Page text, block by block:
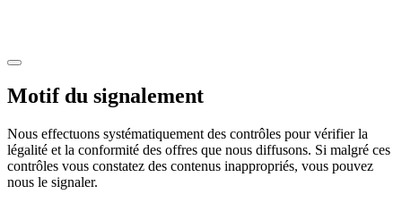
Motif du signalement
Nous effectuons systématiquement des contrôles pour vérifier la
légalité et la conformité des offres que nous diffusons. Si malgré ces
contrôles vous constatez des contenus inappropriés, vous pouvez
nous le signaler.